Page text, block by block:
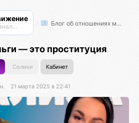
Наблюдения, анализ, обсуждения Блог об отношениях мужчин и женщин
— это проституция
Солики Кабинет
21 марта 2025 в 22:41